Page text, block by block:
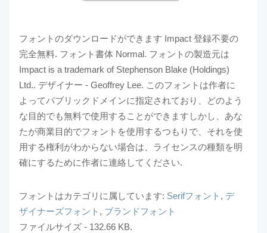
フォントのダウンロードができます Impact 登録不要の
完全無料. フォント書体 Normal. フォントの製造元は
Impact is a trademark of Stephenson Blake (Holdings)
Ltd.. デザイナー - Geoffrey Lee. このフォントは作者に
よってパブリックドメインに指定されており、どのよう
な目的でも無料で使用することができますしかし、あな
たが商業目的でフォントを使用するつもりで、それを使
用する権利がわからない場合は、ライセンスの種類を明
確にするために作者に連絡してください.
フォントはカテゴリに属しています: Serifフォント , デ
ザイナーズフォント , ブランドフォント
ファイルサイズ - 132.66 KB.